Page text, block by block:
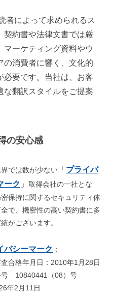
者によって求められるス
契約書や法律文書では厳
マーケティング資料やウ
の消費者に響く、文化的
必要です。当社は、お客
な翻訳スタイルをご提案
の安心感
では数が少ない 「プライバ
ーク 」 取得会社の一社とな
密保持に関するセキュリティ体
で、機密性の高い契約書に多
がございます。
バシーマーク ：
合格年月日：2010年1月28日
号 10840441（08）号
年2月11日